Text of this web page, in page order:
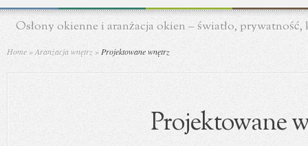
Osłony okienne i aranżacja okien – światło,
Home »Aranżacja wnętrz » Projektowane wnętrz
Projektowane